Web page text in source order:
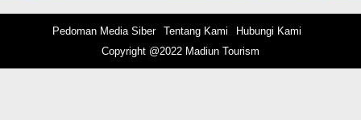
Pedoman Media Siber Tentang Kami
Hubungi Kami
Copyright @2022 Madiun Tourism